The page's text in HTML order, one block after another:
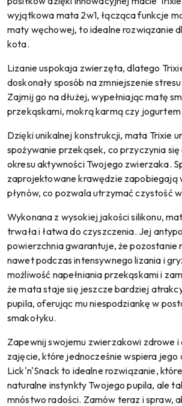
wyjątkowa mata 2w1, łącząca funkcje
maty węchowej, to idealne rozwiązanie
kota.
Lizanie uspokaja zwierzęta, dlatego
doskonały sposób na zmniejszenie
Zajmij go na dłużej, wypełniając matę
przekąskami, mokrą karmą czy
Dzięki unikalnej konstrukcji, mata Trixie
spożywanie przekąsek, co przyczynia się
okresu aktywności Twojego zwierzaka.
zaprojektowane krawędzie zapobiegają
płynów, co pozwala utrzymać czystość
Wykonana z wysokiej jakości silikonu,
trwała i łatwa do czyszczenia. Jej
powierzchnia gwarantuje, że pozostanie
nawet podczas intensywnego lizania i
możliwość napełniania przekąskami i
że mata staje się jeszcze bardziej
pupila, oferując mu niespodziankę w
smakołyku.
Zapewnij swojemu zwierzakowi zdrowe i
zajęcie, które jednocześnie wspiera jego
Lick'n'Snack to idealne rozwiązanie,
naturalne instynkty Twojego pupila, ale
mnóstwo radości. Zamów teraz i spraw,